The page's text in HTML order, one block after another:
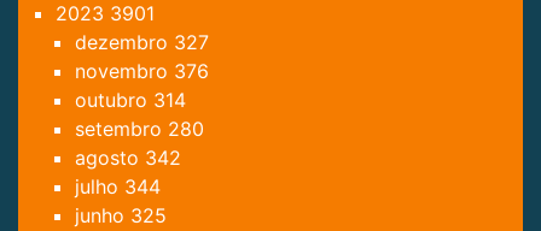
2023 3901
dezembro 327
novembro 376
outubro 314
setembro 280
agosto 342
julho 344
junho 325